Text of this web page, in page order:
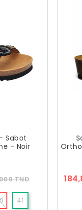
Sabot
- Noir
TNDPrix
41